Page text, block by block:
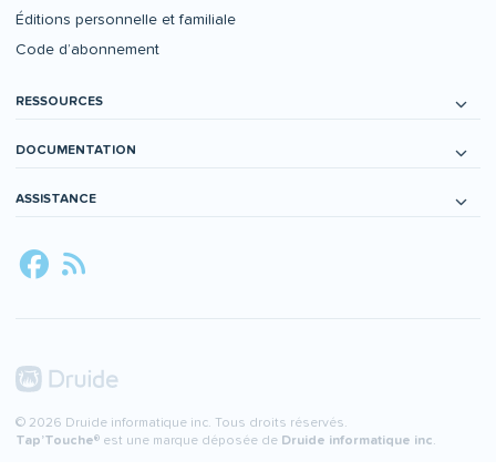
Éditions personnelle et familiale
Code d’abonnement
RESSOURCES
DOCUMENTATION
ASSISTANCE
© 2026 Druide informatique inc. Tous droits réservés.
Tap’Touche® est une marque déposée de Druide informatique inc.